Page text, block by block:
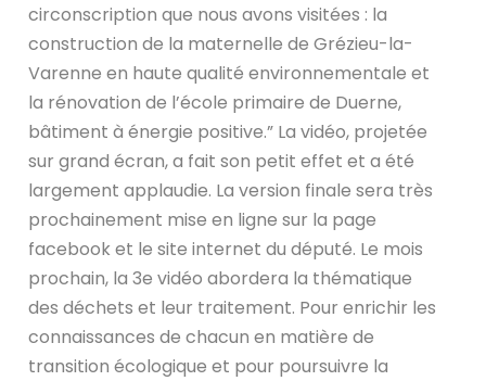
circonscription que nous avons visitées : la
construction de la maternelle de Grézieu-la-
Varenne en haute qualité environnementale et
la rénovation de l’école primaire de Duerne,
bâtiment à énergie positive.” La vidéo, projetée
sur grand écran, a fait son petit effet et a été
largement applaudie. La version finale sera très
prochainement mise en ligne sur la page
facebook et le site internet du député. Le mois
prochain, la 3e vidéo abordera la thématique
des déchets et leur traitement. Pour enrichir les
connaissances de chacun en matière de
transition écologique et pour poursuivre la